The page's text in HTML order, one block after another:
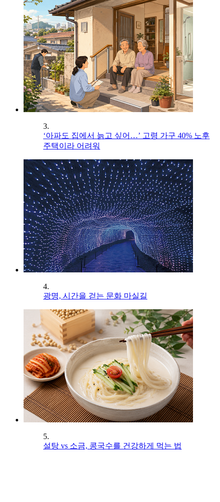
3.
‘아파도 집에서 늙고 싶어…’ 고령 가구 40% 노후
주택이라 어려워
4.
광명, 시간을 걷는 문화 마실길
5.
설탕 vs 소금, 콩국수를 건강하게 먹는 법